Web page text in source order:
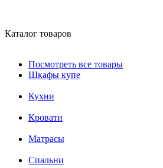
Каталог товаров
Посмотреть все товары
Шкафы купе
Кухни
Кровати
Матрасы
Cпальни